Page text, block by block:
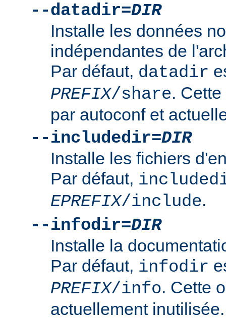
--datadir=DIR
Installe les données
indépendantes de
Par défaut, datadir
PREFIX/share.
par autoconf et
--includedir=DIR
Installe les fichiers
Par défaut,
EPREFIX/include.
--infodir=DIR
Installe la
Par défaut, infodir
PREFIX/info. Cette
actuellement inutilisée.